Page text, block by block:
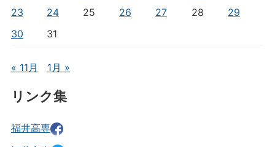
23
24 25 26 27 28
29
30
31
« 11月 1月 »
リンク集
福井高専